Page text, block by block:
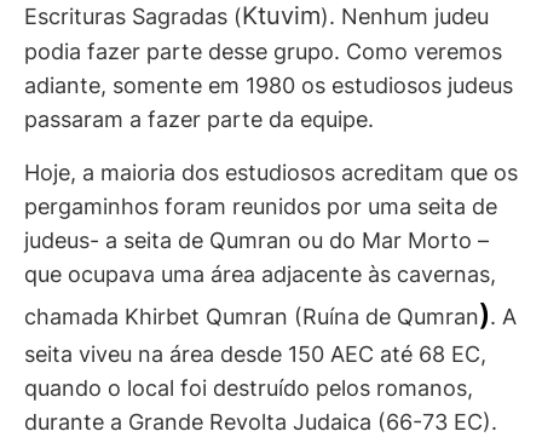
Escrituras Sagradas (Ktuvim). Nenhum judeu
podia fazer parte desse grupo. Como veremos
adiante, somente em 1980 os estudiosos judeus
passaram a fazer parte da equipe.
Hoje, a maioria dos estudiosos acreditam que os
pergaminhos foram reunidos por uma seita de
judeus- a seita de Qumran ou do Mar Morto –
que ocupava uma área adjacente às cavernas,
chamada Khirbet Qumran (Ruína de Qumran). A
seita viveu na área desde 150 AEC até 68 EC,
quando o local foi destruído pelos romanos,
durante a Grande Revolta Judaica (66-73 EC).